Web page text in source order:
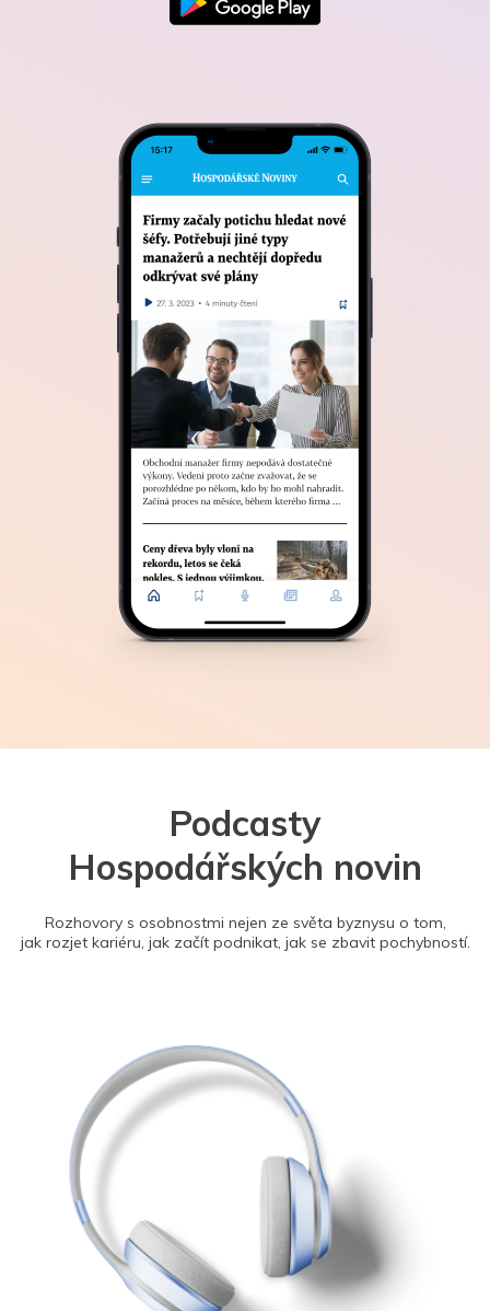
Podcasty
Hospodářských novin
Rozhovory s osobnostmi nejen ze světa byznysu o tom,
jak rozjet kariéru, jak začít podnikat, jak se zbavit pochybností.